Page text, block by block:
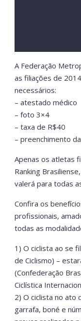
A Federação
as filiações de
necessários:
– atestado médico
– foto 3×4
– taxa de R$40
– preenchimento
Apenas os atletas
Ranking
valerá para todas
Confira os
profissionais,
todas as
1) O ciclista ao se
de Ciclismo) –
(Confederação
Ciclística
2) O ciclista no ato
garrafa, boné e